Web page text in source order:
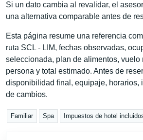
Si un dato cambia al revalidar, el
una alternativa comparable antes de
Esta página resume una referencia
ruta SCL - LIM, fechas observadas,
seleccionada, plan de alimentos, vuelo
persona y total estimado. Antes de
disponibilidad final, equipaje, horarios,
de cambios.
Familiar Spa Impuestos de hotel